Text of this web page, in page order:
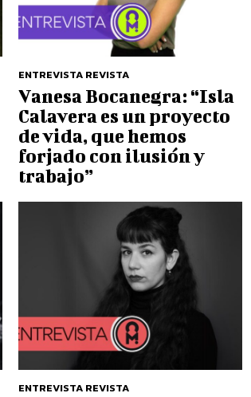
ENTREVISTA REVISTA
Vanesa Bocanegra: “Isla
Calavera es un proyecto
de vida, que hemos
forjado con ilusión y
trabajo”
ENTREVISTA REVISTA